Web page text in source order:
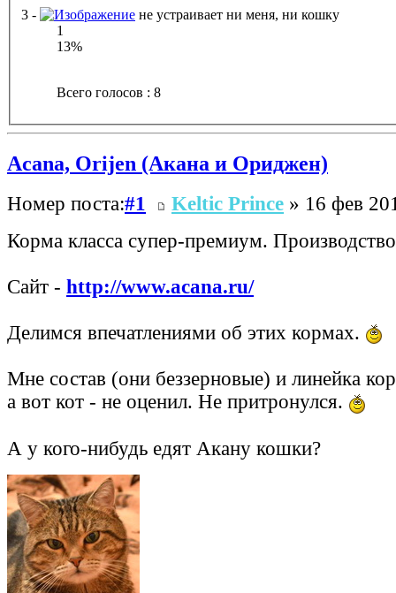
3 -
не устраивает ни меня, ни кошку
1
13%
Всего голосов : 8
Acana, Orijen (Акана и Ориджен)
Номер поста:#1 Keltic Prince » 16 фев
Корма класса супер-премиум.
Сайт - http://www.acana.ru/
Делимся впечатлениями об этих кормах.
Мне состав (они беззерновые) и линейка
а вот кот - не оценил. Не притронулся.
А у кого-нибудь едят Акану кошки?